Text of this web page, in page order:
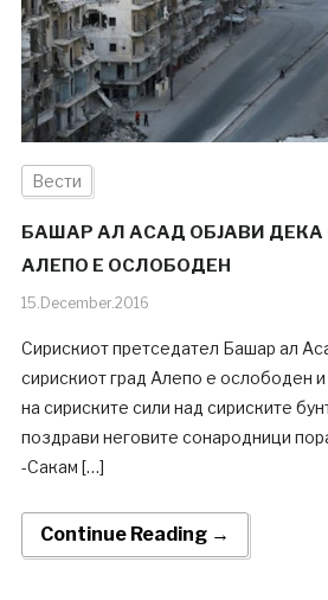
Вести
БАШАР АЛ АСАД ОБЈАВИ
АЛЕПО Е ОСЛОБОДЕН
15.December.2016
Сирискиот претседател Башар ал
сирискиот град Алепо е ослободен и
на сириските сили над сириските
поздрави неговите сонародници
-Сакам […]
Continue Reading →